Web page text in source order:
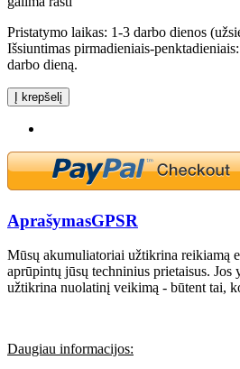
Pristatymo laikas: 1-3 darbo dienos
Išsiuntimas pirmadieniais-
darbo dieną.
Į krepšelį
AprašymasGPSR
Mūsų akumuliatoriai užtikrina reikiamą
aprūpintų jūsų techninius prietaisus. Jos
užtikrina nuolatinį veikimą - būtent tai,
Daugiau informacijos: